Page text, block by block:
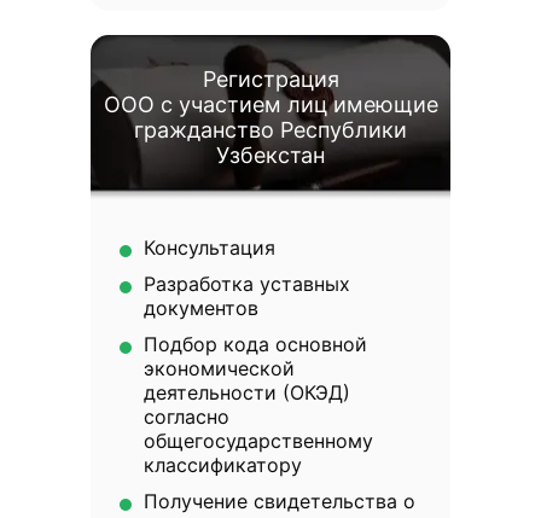
Регистрация
ООО с участием лиц имеющие
гражданство Республики
Узбекстан
Консультация
Разработка уставных
документов
Подбор кода основной
экономической
деятельности (ОКЭД)
согласно
общегосударственному
классификатору
Получение свидетельства о